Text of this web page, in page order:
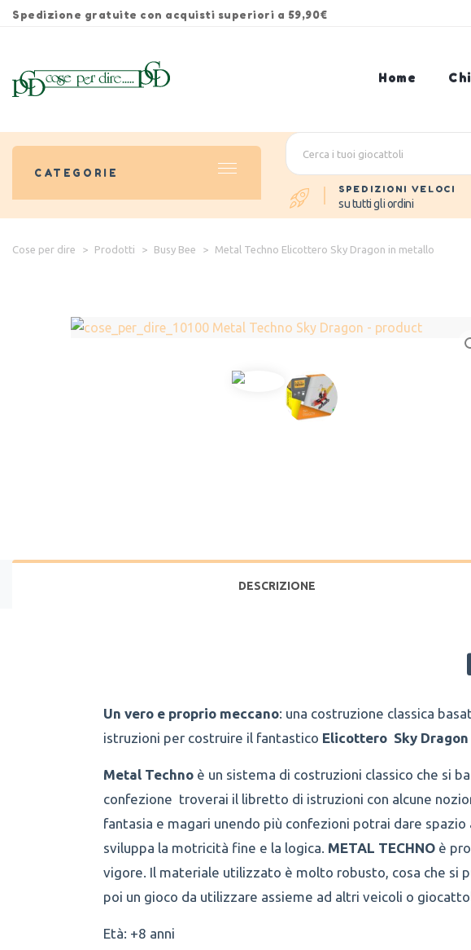
Spedizione gratuite con acquisti superiori a 59,90€
Home
CATEGORIE
SPEDIZIONI VELOCI
su tutti gli ordini
Cose per dire > Prodotti > Busy Bee > Metal Techno Elicottero Sky Dragon in metallo
DESCRIZIONE
Un vero e proprio meccano: una costruzione classica
istruzioni per costruire il fantastico Elicottero Sky Dragon
Metal Technoè un sistema di costruzioni classico che si
confezione troverai il libretto di istruzioni con alcune
fantasia e magari unendo più confezioni potrai dare
sviluppa la motricità fine e la logica. METAL TECHNOè
vigore. Il materiale utilizzato è molto robusto, cosa che si
poi un gioco da utilizzare assieme ad altri veicoli o
Età: +8 anni